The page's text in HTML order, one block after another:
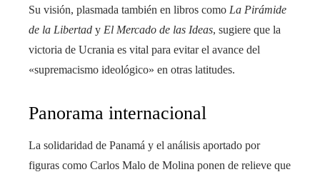
Su visión, plasmada también en libros como La Pirámide
de la Libertad y El Mercado de las Ideas, sugiere que la
victoria de Ucrania es vital para evitar el avance del
«supremacismo ideológico» en otras latitudes.
Panorama internacional
La solidaridad de Panamá y el análisis aportado por
figuras como Carlos Malo de Molina ponen de relieve que